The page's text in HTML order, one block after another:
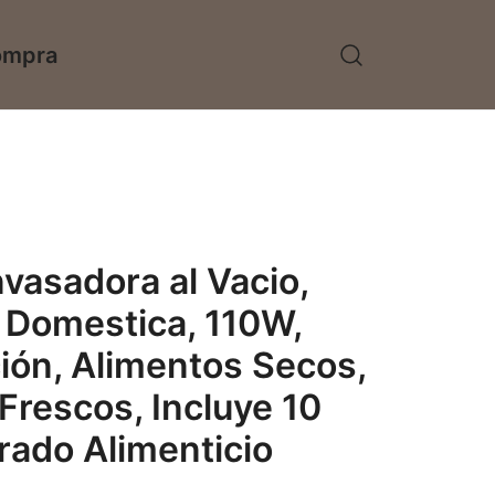
al Vacio,
110W,
Alimentos Secos,
Incluye 10
Alimenticio